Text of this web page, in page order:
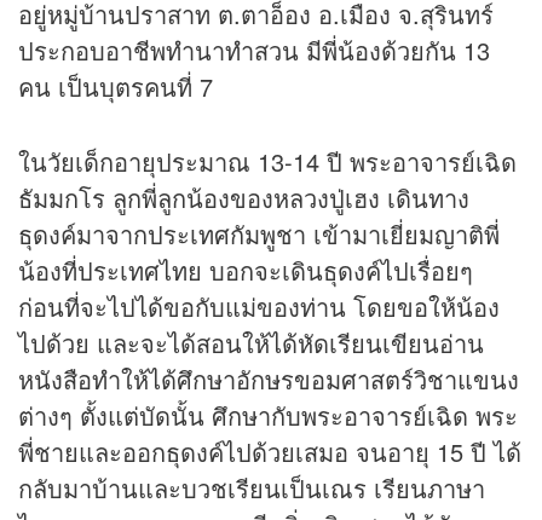
อยู่หมู่บ้านปราสาท ต.ตาอ็อง อ.เมือง จ.สุรินทร์
ประกอบอาชีพทำนาทำสวน มีพี่น้องด้วยกัน 13
คน เป็นบุตรคนที่ 7
ในวัยเด็กอายุประมาณ 13-14 ปี พระอาจารย์เฉิด
ธัมมกโร ลูกพี่ลูกน้องของหลวงปู่เฮง เดินทาง
ธุดงค์มาจากประเทศกัมพูชา เข้ามาเยี่ยมญาติพี่
น้องที่ประเทศไทย บอกจะเดินธุดงค์ไปเรื่อยๆ
ก่อนที่จะไปได้ขอกับแม่ของท่าน โดยขอให้น้อง
ไปด้วย และจะได้สอนให้ได้หัดเรียนเขียนอ่าน
หนังสือทำให้ได้ศึกษาอักษรขอมศาสตร์วิชาแขนง
ต่างๆ ตั้งแต่บัดนั้น ศึกษากับพระอาจารย์เฉิด พระ
พี่ชายและออกธุดงค์ไปด้วยเสมอ จนอายุ 15 ปี ได้
กลับมาบ้านและบวชเรียนเป็นเณร เรียนภาษา